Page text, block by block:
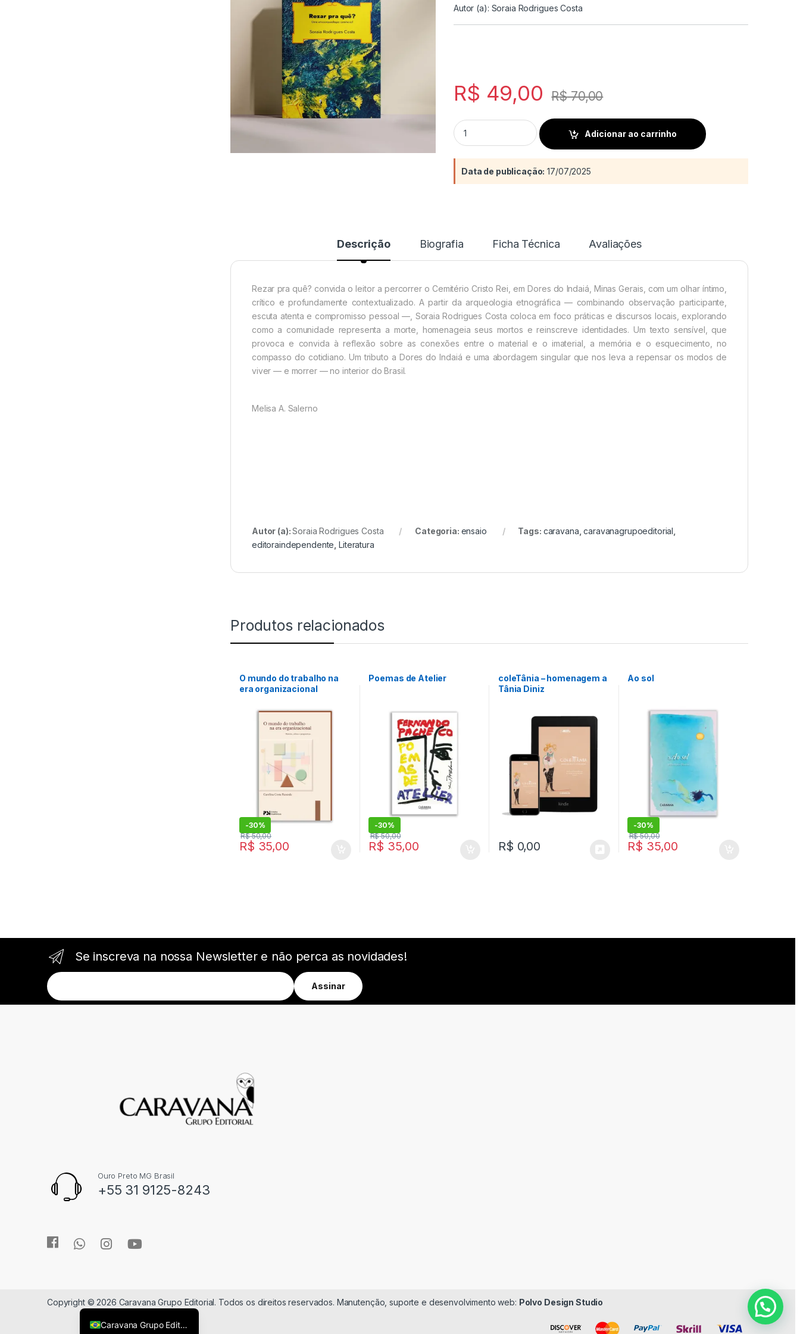
Autor (a): Soraia Rodrigues Costa
R$ 49,00 R$70,00
Rezar pra quê? Uma etnoarqueologia cemiterial quantity
Adicionar ao carrinho
Data de publicação: 17/07/2025
Descrição Biografia Ficha Técnica Avaliações
Rezar pra quê? convida o leitor a percorrer o Cemitério Cristo Rei, em Dores do Indaiá, Minas Gerais, com um olhar íntimo,
crítico e profundamente contextualizado. A partir da arqueologia etnográfica — combinando observação participante,
escuta atenta e compromisso pessoal —, Soraia Rodrigues Costa coloca em foco práticas e discursos locais, explorando
como a comunidade representa a morte, homenageia seus mortos e reinscreve identidades. Um texto sensível, que
provoca e convida à reflexão sobre as conexões entre o material e o imaterial, a memória e o esquecimento, no
compasso do cotidiano. Um tributo a Dores do Indaiá e uma abordagem singular que nos leva a repensar os modos de
viver — e morrer — no interior do Brasil.
Melisa A. Salerno
Autor (a):Soraia Rodrigues Costa Categoria: ensaio Tags: caravana ,caravanagrupoeditorial
editoraindependente ,Literatura
Produtos relacionados
O mundo do trabalho na
era organizacional
-30%
R$ 35,00
R$50,00
Poemas de Atelier
-30%
R$ 35,00
R$50,00
coleTânia – homenagem a
Tânia Diniz
R$ 0,00
Ao sol
-30%
R$ 35,00
R$50,00
Se inscreva na nossa Newsletter e não perca as novidades!
Ouro Preto MG Brasil
+55 31 9125-8243
Copyright © 2026 Caravana Grupo Editorial. Todos os direitos reservados. Manutenção, suporte e desenvolvimento web: Polvo Design Studio
Caravana Grupo Editorial